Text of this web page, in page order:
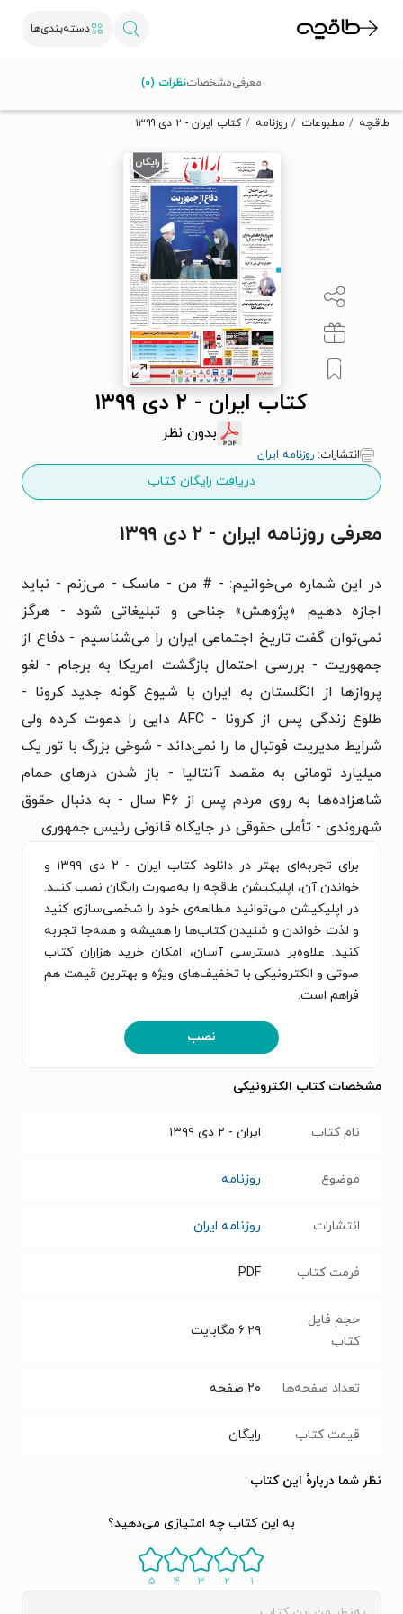
دسته‌بندی‌ها
تخفیف از طاقچه دریافت کن.
طاقچه مطبوعات روزنامه کتاب ایران - ۲ دی ۱۳۹۹
کتاب ایران - ۲ دی ۱۳۹۹
بدون نظر
انتشارات: روزنامه ایران
دریافت رایگان کتاب
معرفیمشخصاتنظرات (۰)
معرفی روزنامه ایران - ۲ دی ۱۳۹۹
در این شماره می‌خوانیم: - # من - ماسک - می‌زنم - نباید
اجازه دهیم «پژوهش» جناحی و تبلیغاتی شود - هرگز
نمی‌توان گفت تاریخ اجتماعی ایران را می‌شناسیم - دفاع از
جمهوریت - بررسی احتمال بازگشت امریکا به برجام - لغو
پروازها از انگلستان به ایران با شیوع گونه جدید کرونا -
طلوع زندگی پس از کرونا - AFC دایی را دعوت کرده ولی
شرایط مدیریت فوتبال ما را نمی‌داند - شوخی بزرگ با تور یک
میلیارد تومانی به مقصد آنتالیا - باز شدن درهای حمام
شاهزاده‌ها به روی مردم پس از ۴۶ سال - به دنبال حقوق
شهروندی - تأملی حقوقی در جایگاه قانونی رئیس جمهوری
برای تجربه‌ای بهتر در دانلود کتاب ایران - ۲ دی ۱۳۹۹ و
خواندن آن، اپلیکیشن طاقچه را به‌صورت رایگان نصب کنید.
در اپلیکیشن می‌توانید مطالعه‌ی خود را شخصی‌سازی کنید
و لذت خواندن و شنیدن کتاب‌ها را همیشه و همه‌جا تجربه
کنید. علاوه‌بر دسترسی آسان، امکان خرید هزاران کتاب
صوتی و الکترونیکی با تخفیف‌های ویژه و بهترین قیمت هم
فراهم است.
نصب
مشخصات کتاب الکترونیکی
نام کتاب ایران - ۲ دی ۱۳۹۹
موضوع روزنامه
انتشارات روزنامه ایران
فرمت کتاب PDF
حجم فایل
کتاب
۶.۲۹ مگابایت
تعداد صفحه‌ها ۲۰ صفحه
قیمت کتاب رایگان
نظر شما دربارهٔ این کتاب
به این کتاب چه امتیازی می‌دهید؟
۱ ۲ ۳ ۴ ۵